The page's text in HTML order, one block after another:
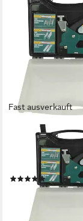
Fast ausverkauft
BRÜDER
WERKZEUGE
Nagler Tacker, im
M48410
(4)
21,94 €
lieferbar - in 2-3